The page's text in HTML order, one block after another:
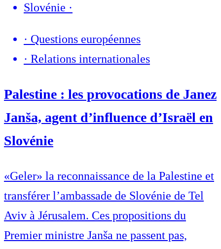
Slovénie ·
· Questions européennes
· Relations internationales
Palestine : les provocations de Janez
Janša, agent d’influence d’Israël en
Slovénie
«Geler» la reconnaissance de la Palestine et
transférer l’ambassade de Slovénie de Tel
Aviv à Jérusalem. Ces propositions du
Premier ministre Janša ne passent pas,